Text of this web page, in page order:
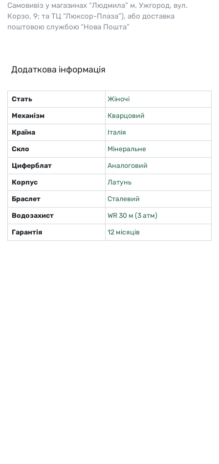
Самовивіз у магазинах “Людмила” м. Ужгород, вул.
Корзо, 9; та ТЦ “Люксор-Плаза”), або доставка
поштовою службою “Нова Пошта”
Додаткова інформація
Стать
Жіночі
Механізм
Кварцовий
Країна
Італія
Скло
Мінеральне
Циферблат
Аналоговий
Корпус
Латунь
Браслет
Сталевий
Водозахист
WR 30 м (3 атм)
Гарантія
12 місяців